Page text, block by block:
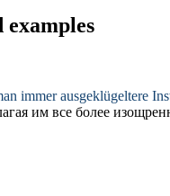
immer ausgeklügeltere
им все более